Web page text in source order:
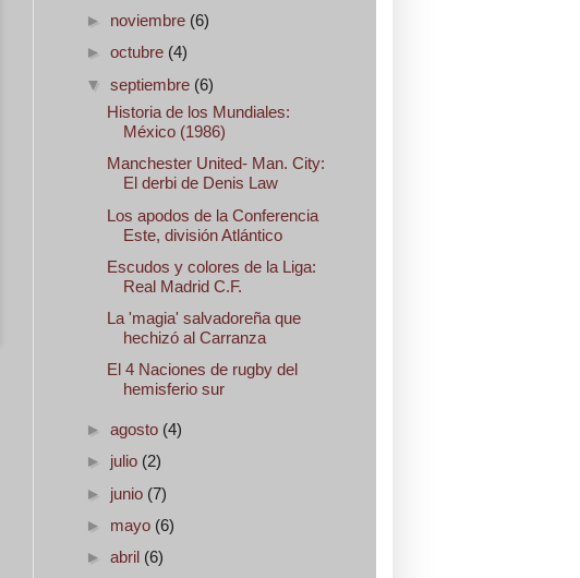
► noviembre (6)
► octubre (4)
▼ septiembre (6)
Historia de los Mundiales:
México (1986)
Manchester United- Man. City:
El derbi de Denis Law
Los apodos de la Conferencia
Este, división Atlántico
Escudos y colores de la Liga:
Real Madrid C.F.
La 'magia' salvadoreña que
hechizó al Carranza
El 4 Naciones de rugby del
hemisferio sur
► agosto (4)
► julio (2)
► junio (7)
► mayo (6)
► abril (6)